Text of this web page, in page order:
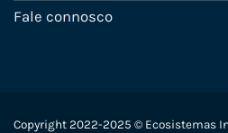
Fale connosco
Copyright 2022-2025 © Ecosistemas